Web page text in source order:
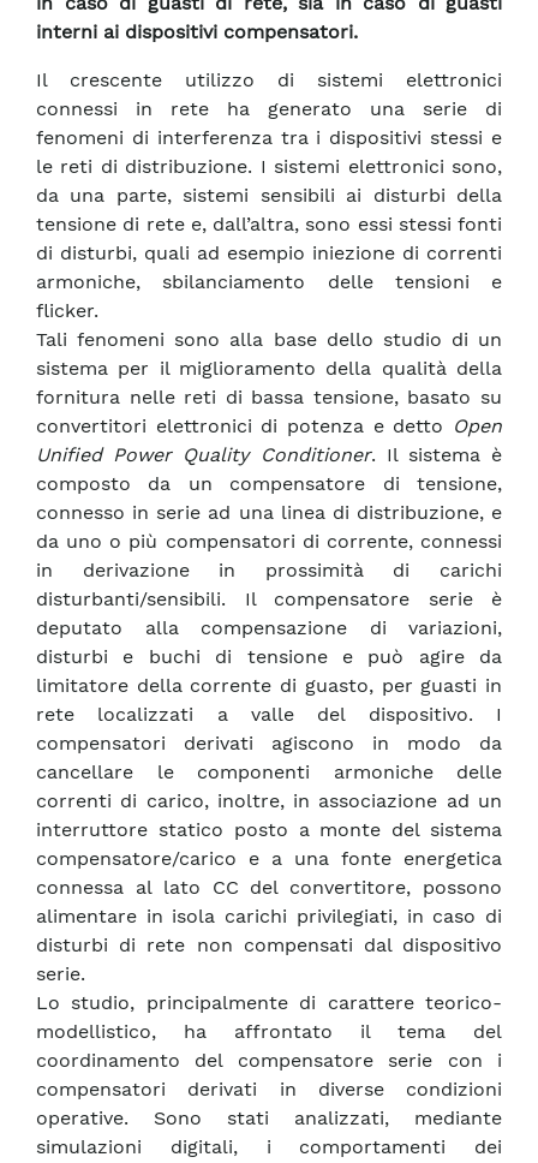
interni ai dispositivi compensatori.
Il crescente utilizzo di sistemi elettronici
connessi in rete ha generato una serie di
fenomeni di interferenza tra i dispositivi stessi e
le reti di distribuzione. I sistemi elettronici sono,
da una parte, sistemi sensibili ai disturbi della
tensione di rete e, dall’altra, sono essi stessi fonti
di disturbi, quali ad esempio iniezione di correnti
armoniche, sbilanciamento delle tensioni e
flicker.
Tali fenomeni sono alla base dello studio di un
sistema per il miglioramento della qualità della
fornitura nelle reti di bassa tensione, basato su
convertitori elettronici di potenza e detto Open
Unified Power Quality Conditioner. Il sistema è
composto da un compensatore di tensione,
connesso in serie ad una linea di distribuzione, e
da uno o più compensatori di corrente, connessi
in derivazione in prossimità di carichi
disturbanti/sensibili. Il compensatore serie è
deputato alla compensazione di variazioni,
disturbi e buchi di tensione e può agire da
limitatore della corrente di guasto, per guasti in
rete localizzati a valle del dispositivo. I
compensatori derivati agiscono in modo da
cancellare le componenti armoniche delle
correnti di carico, inoltre, in associazione ad un
interruttore statico posto a monte del sistema
compensatore/carico e a una fonte energetica
connessa al lato CC del convertitore, possono
alimentare in isola carichi privilegiati, in caso di
disturbi di rete non compensati dal dispositivo
serie.
Lo studio, principalmente di carattere teorico-
modellistico, ha affrontato il tema del
coordinamento del compensatore serie con i
compensatori derivati in diverse condizioni
operative. Sono stati analizzati, mediante
simulazioni digitali, i comportamenti dei